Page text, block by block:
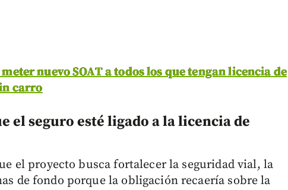
nuevo SOAT a todos los que tengan licencia de
carro
el seguro esté ligado a la licencia de
el proyecto busca fortalecer la seguridad vial, la
de fondo porque la obligación recaería sobre la